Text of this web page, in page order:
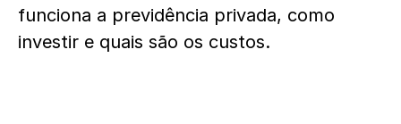
funciona a previdência privada, como
investir e quais são os custos.